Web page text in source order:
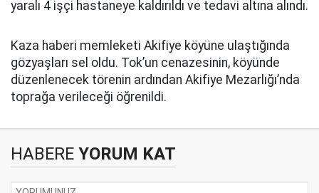
yaralı 4 işçi hastaneye kaldırıldı ve tedavi altına alındı.
Kaza haberi memleketi Akifiye köyüne ulaştığında
gözyaşları sel oldu. Tok’un cenazesinin, köyünde
düzenlenecek törenin ardından Akifiye Mezarlığı’nda
toprağa verileceği öğrenildi.
HABERE YORUM KAT